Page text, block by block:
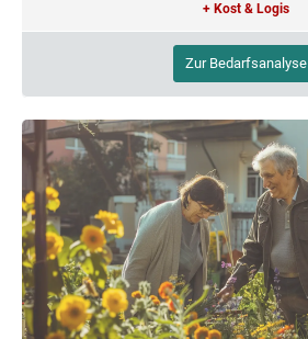
+ Kost & Logis
Zur Bedarfsanalyse